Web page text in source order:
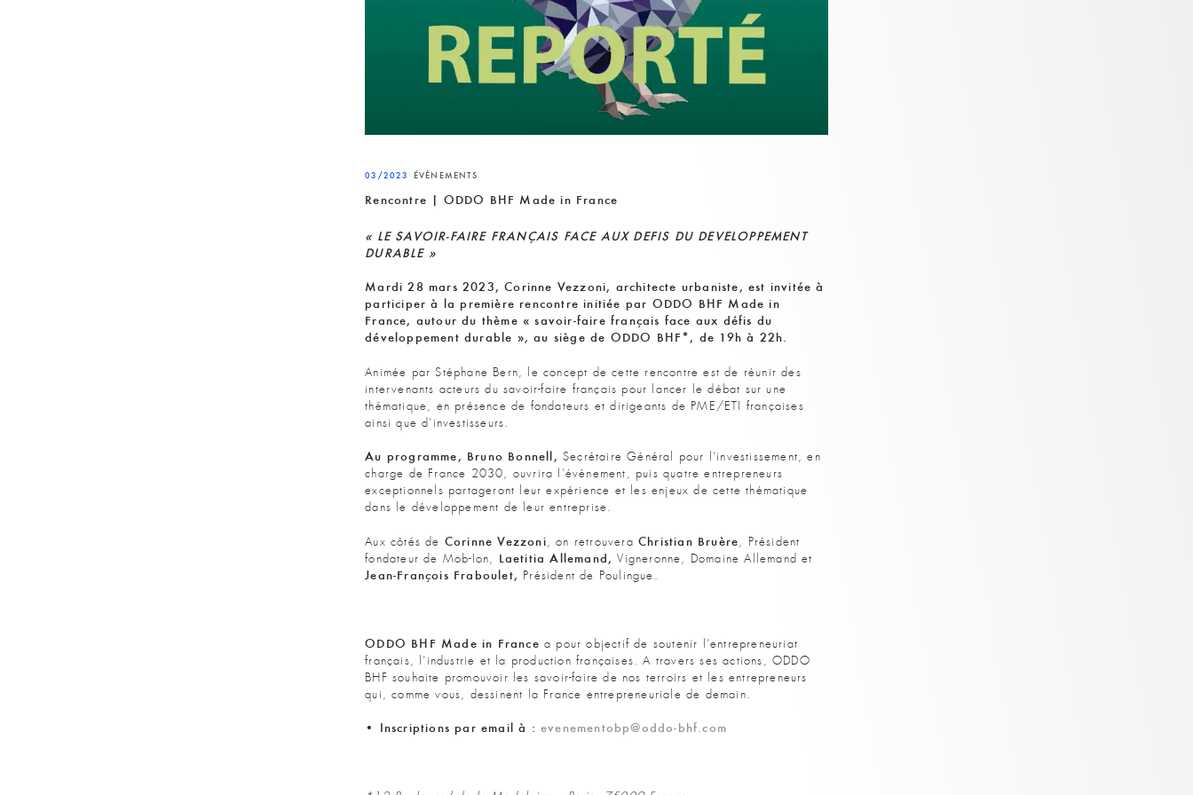
03/2023 ÉVÈNEMENTS
Rencontre | ODDO BHF Made in France
« LE SAVOIR-FAIRE FRANÇAIS FACE AUX DEFIS DU DEVELOPPEMENT
DURABLE »
Mardi 28 mars 2023, Corinne Vezzoni, architecte urbaniste, est invitée à
participer à la première rencontre initiée par ODDO BHF Made in
France, autour du thème « savoir-faire français face aux défis du
développement durable », au siège de ODDO BHF*, de 19h à 22h.
Animée par Stéphane Bern, le concept de cette rencontre est de réunir des
intervenants acteurs du savoir-faire français pour lancer le débat sur une
thématique, en présence de fondateurs et dirigeants de PME/ETI françaises
ainsi que d’investisseurs.
Au programme, Bruno Bonnell, Secrétaire Général pour l’investissement, en
charge de France 2030, ouvrira l’événement, puis quatre entrepreneurs
exceptionnels partageront leur expérience et les enjeux de cette thématique
dans le développement de leur entreprise.
Aux côtés de Corinne Vezzoni, on retrouveraChristian Bruère, Président
fondateur de Mob-Ion, Laetitia Allemand, Vigneronne, Domaine Allemand et
Jean-François Fraboulet, Président de Poulingue.
ODDO BHF Made in France a pour objectif de soutenir l’entrepreneuriat
français, l’industrie et la production françaises. A travers ses actions, ODDO
BHF souhaite promouvoir les savoir-faire de nos terroirs et les entrepreneurs
qui, comme vous, dessinent la France entrepreneuriale de demain.
• Inscriptions par email à :evenementobp@oddo-bhf.com